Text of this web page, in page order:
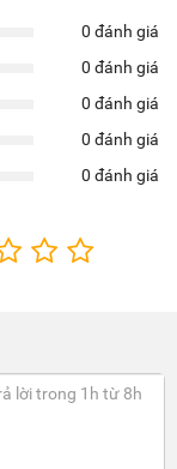
0 đánh giá
0 đánh giá
0 đánh giá
0 đánh giá
0 đánh giá